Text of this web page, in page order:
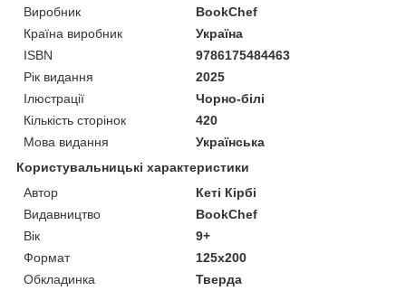
Виробник
BookChef
Країна виробник
Україна
ISBN
9786175484463
Рік видання
2025
Ілюстрації
Чорно-білі
Кількість сторінок
420
Мова видання
Українська
Користувальницькі характеристики
Автор
Кеті Кірбі
Видавництво
BookChef
Вік
9+
Формат
125x200
Обкладинка
Тверда